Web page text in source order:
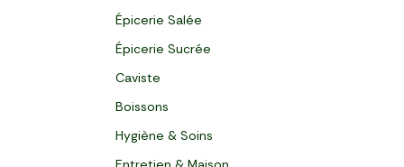
Épicerie Salée
Épicerie Sucrée
Caviste
Boissons
Hygiène & Soins